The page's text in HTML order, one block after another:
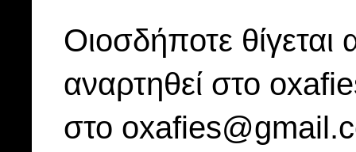
Οιοσδήποτε
αναρτηθεί στο
στο